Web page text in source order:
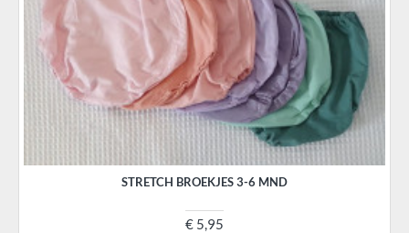
STRETCH BROEKJES 3-6 MND
€ 5,95